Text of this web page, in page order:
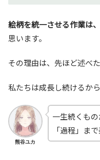
絵柄を統一させる作業は
思います。
その理由は、先ほど述べた
私たちは成長し続けるから
熊谷ユカ
一生続くも
「過程」ま